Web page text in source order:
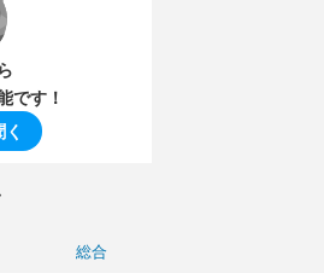
です！
総合